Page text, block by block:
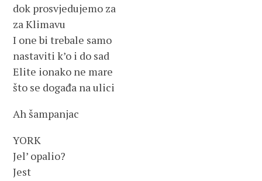
dok prosvjedujemo za
za Klimavu
I one bi trebale samo
nastaviti k’o i do sad
Elite ionako ne mare
što se događa na ulici
Ah šampanjac
YORK
Jel’ opalio?
Jest